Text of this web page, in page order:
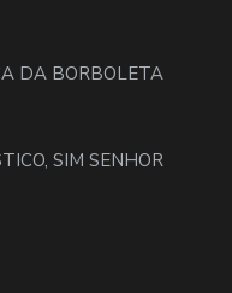
DA BORBOLETA
SIM SENHOR